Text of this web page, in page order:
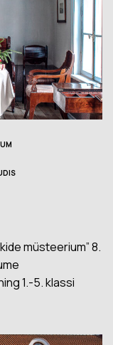
müsteerium” 8.
1.-5. klassi